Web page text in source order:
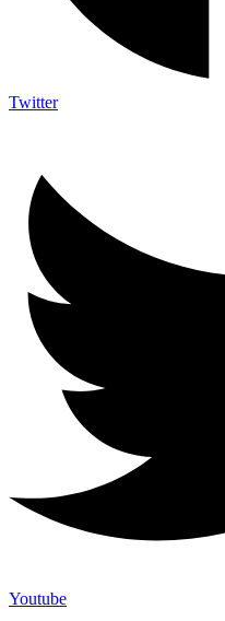
Twitter
Youtube